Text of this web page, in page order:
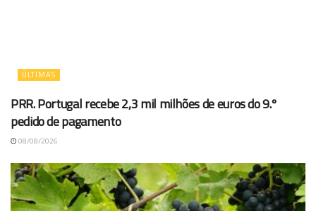
ÚLTIMAS
PRR. Portugal recebe 2,3 mil milhões de euros do 9.º
pedido de pagamento
08/08/2026